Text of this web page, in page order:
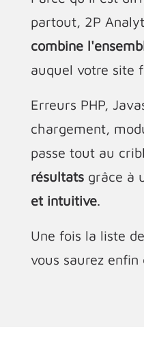
partout, 2P
combine
auquel votre site
Erreurs PHP,
chargement,
passe tout au
résultats grâce à
et intuitive.
Une fois la liste
vous saurez